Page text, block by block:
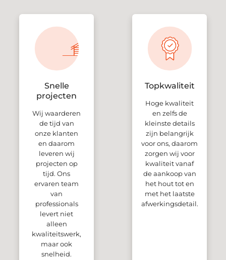
Snelle
projecten
Wij waarderen
de tijd van
onze klanten
en daarom
leveren wij
projecten op
tijd. Ons
ervaren team
van
professionals
levert niet
alleen
kwaliteitswerk,
maar ook
snelheid.
Topkwaliteit
Hoge kwaliteit
en zelfs de
kleinste details
zijn belangrijk
voor ons, daarom
zorgen wij voor
kwaliteit vanaf
de aankoop van
het hout tot en
met het laatste
afwerkingsdetail.